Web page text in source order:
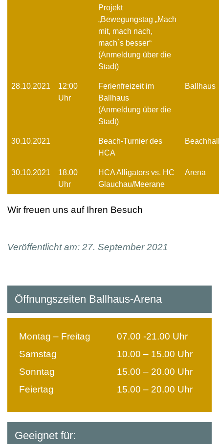
Projekt
„Bewegungstag „Mach
mit, mach nach,
mach`s besser“
(Anmeldung über die
Stadt)
28.10.2021
12:00
Uhr
Ferienfreizeit im
Ballhaus
(Anmeldung über die
Stadt)
Ballhaus
30.10.2021
Beach-Turnier des
HCA
30.10.2021
18.00
Uhr
HCA Alligators vs. HC
Glauchau/Meerane
Arena
Wir freuen uns auf Ihren Besuch
Veröffentlicht am: 27. September 2021
Öffnungszeiten Ballhaus-Arena
Montag – Freitag
07.00 -21.00 Uhr
Samstag
10.00 – 15.00 Uhr
Sonntag
15.00 – 20.00 Uhr
Feiertag
15.00 – 20.00 Uhr
Geeignet für: